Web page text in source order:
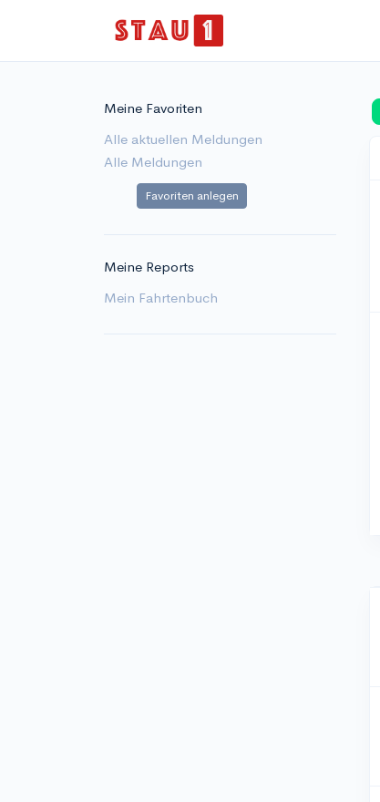
Meine Favoriten
Alle aktuellen Meldungen
Alle Meldungen
Favoriten anlegen
Meine Reports
Mein Fahrtenbuch